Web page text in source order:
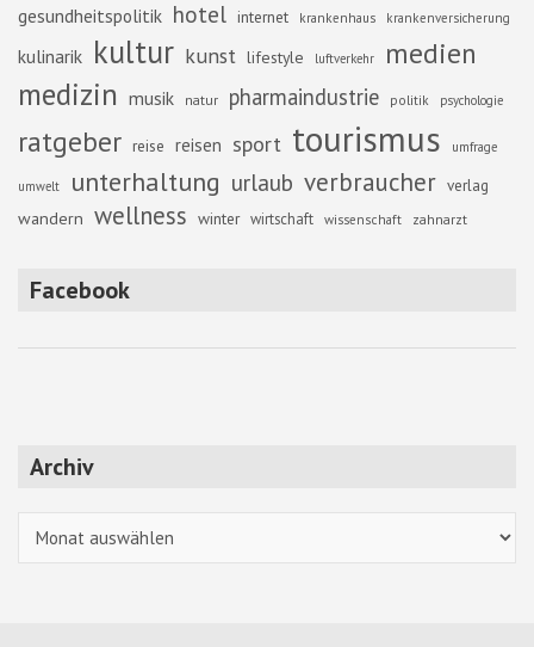
gesundheitspolitik hotel internet krankenhaus krankenversicherung
kulinarik kultur kunst lifestyle luftverkehr medien
medizin musik natur pharmaindustrie politik psychologie
ratgeber reise reisen sport tourismus umfrage
umwelt unterhaltung urlaub verbraucher verlag
wandern wellness winter wirtschaft wissenschaft zahnarzt
Facebook
Archiv